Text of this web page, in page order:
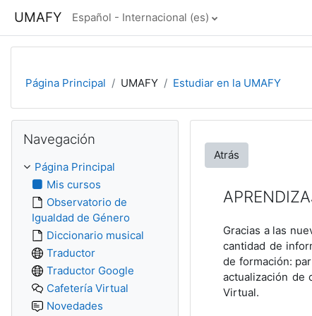
UMAFY Español - Internacional ‎(es)‎
Página Principal UMAFY Estudiar en la UMAFY
Atrás
Gracias a las
cantidad de
de formación:
actualización de
Virtual.
Navegación
Página Principal
Mis cursos
Observatorio de
Igualdad de Género
Diccionario musical
Traductor
Traductor Google
Cafetería Virtual
Novedades